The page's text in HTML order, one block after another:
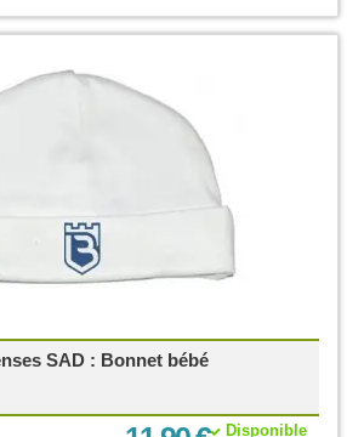
SAD : Bonnet bébé
Disponible